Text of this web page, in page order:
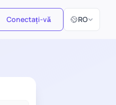
Conectați-vă RO
Selectați